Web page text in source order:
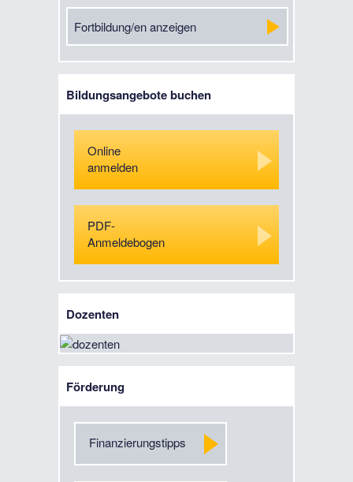
Fortbildung/en anzeigen
Bildungsangebote buchen
Online
anmelden
PDF-
Anmeldebogen
Dozenten
Förderung
Finanzierungstipps